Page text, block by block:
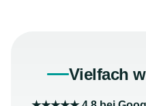
Vielfach